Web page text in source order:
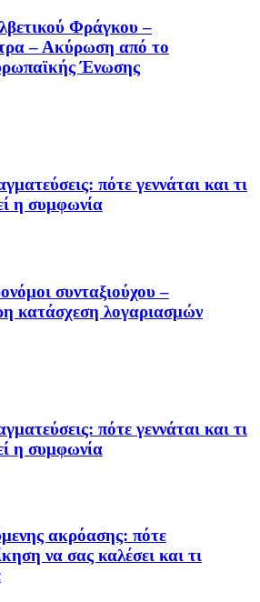
Φράγκου –
– Ακύρωση από το
Ένωσης
πότε γεννάται και τι
η συμφωνία
συνταξιούχου –
κατάσχεση λογαριασμών
πότε γεννάται και τι
η συμφωνία
ακρόασης: πότε
να σας καλέσει και τι